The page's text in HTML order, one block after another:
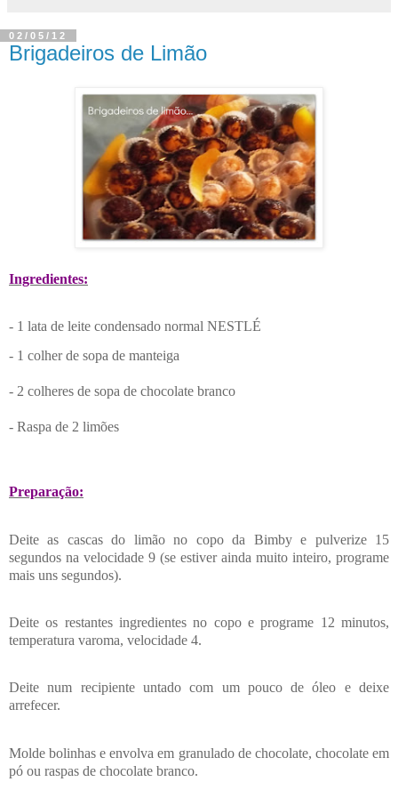
02/05/12
Brigadeiros de Limão
Ingredientes:
- 1 lata de leite condensado normal NESTLÉ
- 1 colher de sopa de manteiga
- 2 colheres de sopa de chocolate branco
- Raspa de 2 limões
Preparação:
Deite as cascas do limão no copo da Bimby e pulverize 15
segundos na velocidade 9 (se estiver ainda muito inteiro, programe
mais uns segundos).
Deite os restantes ingredientes no copo e programe 12 minutos,
temperatura varoma, velocidade 4.
Deite num recipiente untado com um pouco de óleo e deixe
arrefecer.
Molde bolinhas e envolva em granulado de chocolate, chocolate em
pó ou raspas de chocolate branco.